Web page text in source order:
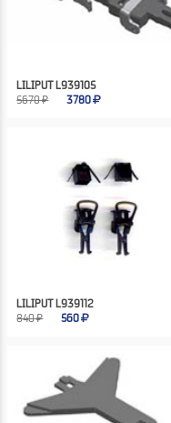
LILIPUT L939105
5670 ₽
3780
LILIPUT L939112
840 ₽
560